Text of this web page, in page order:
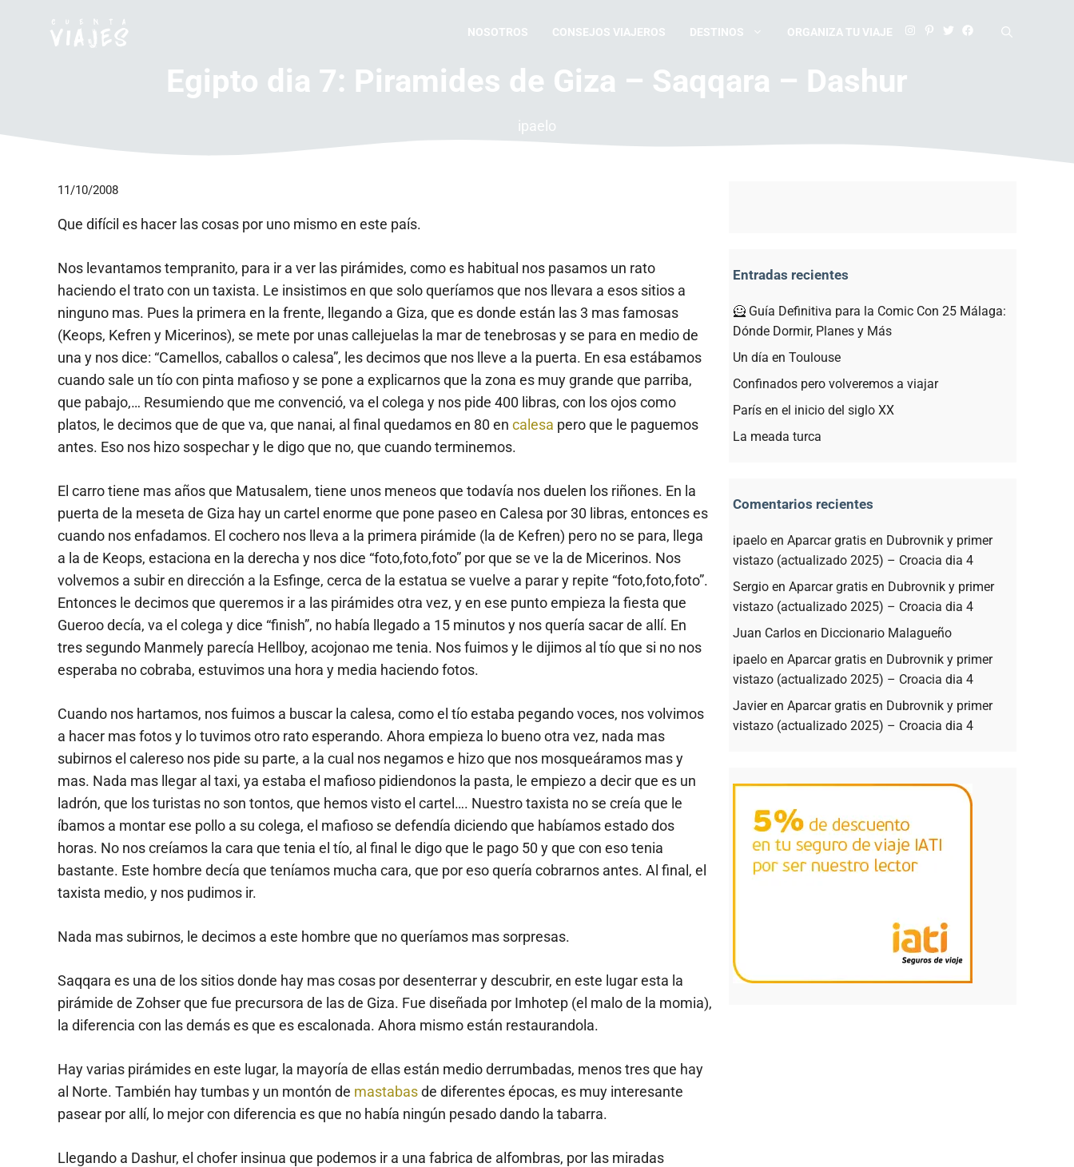
NOSOTROS CONSEJOS VIAJEROS DESTINOS ORGANIZA TU VIAJE
Egipto dia 7: Piramides de Giza – Saqqara – Dashur
ipaelo
11/10/2008
Que difícil es hacer las cosas por uno mismo en este país.
Nos levantamos tempranito, para ir a ver las pirámides, como es habitual nos pasamos un rato
haciendo el trato con un taxista. Le insistimos en que solo queríamos que nos llevara a esos sitios a
ninguno mas. Pues la primera en la frente, llegando a Giza, que es donde están las 3 mas famosas
(Keops, Kefren y Micerinos), se mete por unas callejuelas la mar de tenebrosas y se para en medio de
una y nos dice: “Camellos, caballos o calesa”, les decimos que nos lleve a la puerta. En esa estábamos
cuando sale un tío con pinta mafioso y se pone a explicarnos que la zona es muy grande que parriba,
que pabajo,… Resumiendo que me convenció, va el colega y nos pide 400 libras, con los ojos como
platos, le decimos que de que va, que nanai, al final quedamos en 80 en calesa pero que le paguemos
antes. Eso nos hizo sospechar y le digo que no, que cuando terminemos.
El carro tiene mas años que Matusalem, tiene unos meneos que todavía nos duelen los riñones. En la
puerta de la meseta de Giza hay un cartel enorme que pone paseo en Calesa por 30 libras, entonces es
cuando nos enfadamos. El cochero nos lleva a la primera pirámide (la de Kefren) pero no se para, llega
a la de Keops, estaciona en la derecha y nos dice “foto,foto,foto” por que se ve la de Micerinos. Nos
volvemos a subir en dirección a la Esfinge, cerca de la estatua se vuelve a parar y repite “foto,foto,foto”.
Entonces le decimos que queremos ir a las pirámides otra vez, y en ese punto empieza la fiesta que
Gueroo decía, va el colega y dice “finish”, no había llegado a 15 minutos y nos quería sacar de allí. En
tres segundo Manmely parecía Hellboy, acojonao me tenia. Nos fuimos y le dijimos al tío que si no nos
esperaba no cobraba, estuvimos una hora y media haciendo fotos.
Cuando nos hartamos, nos fuimos a buscar la calesa, como el tío estaba pegando voces, nos volvimos
a hacer mas fotos y lo tuvimos otro rato esperando. Ahora empieza lo bueno otra vez, nada mas
subirnos el calereso nos pide su parte, a la cual nos negamos e hizo que nos mosqueáramos mas y
mas. Nada mas llegar al taxi, ya estaba el mafioso pidiendonos la pasta, le empiezo a decir que es un
ladrón, que los turistas no son tontos, que hemos visto el cartel…. Nuestro taxista no se creía que le
íbamos a montar ese pollo a su colega, el mafioso se defendía diciendo que habíamos estado dos
horas. No nos creíamos la cara que tenia el tío, al final le digo que le pago 50 y que con eso tenia
bastante. Este hombre decía que teníamos mucha cara, que por eso quería cobrarnos antes. Al final, el
taxista medio, y nos pudimos ir.
Nada mas subirnos, le decimos a este hombre que no queríamos mas sorpresas.
Saqqara es una de los sitios donde hay mas cosas por desenterrar y descubrir, en este lugar esta la
pirámide de Zohser que fue precursora de las de Giza. Fue diseñada por Imhotep (el malo de la momia),
la diferencia con las demás es que es escalonada. Ahora mismo están restaurandola.
Hay varias pirámides en este lugar, la mayoría de ellas están medio derrumbadas, menos tres que hay
al Norte. También hay tumbas y un montón de mastabasde diferentes épocas, es muy interesante
pasear por allí, lo mejor con diferencia es que no había ningún pesado dando la tabarra.
Llegando a Dashur, el chofer insinua que podemos ir a una fabrica de alfombras, por las miradas
Entradas recientes
🦸 Guía Definitiva para la Comic Con 25 Málaga:
Dónde Dormir, Planes y Más
Un día en Toulouse
Confinados pero volveremos a viajar
París en el inicio del siglo XX
La meada turca
Comentarios recientes
ipaelo en Aparcar gratis en Dubrovnik y primer
vistazo (actualizado 2025) – Croacia dia 4
Sergio en Aparcar gratis en Dubrovnik y primer
vistazo (actualizado 2025) – Croacia dia 4
Juan Carlos en Diccionario Malagueño
ipaelo en Aparcar gratis en Dubrovnik y primer
vistazo (actualizado 2025) – Croacia dia 4
Javieren Aparcar gratis en Dubrovnik y primer
vistazo (actualizado 2025) – Croacia dia 4